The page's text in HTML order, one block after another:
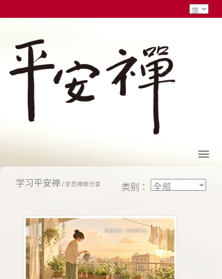
学习平安禅/学员禅修分享 类别：